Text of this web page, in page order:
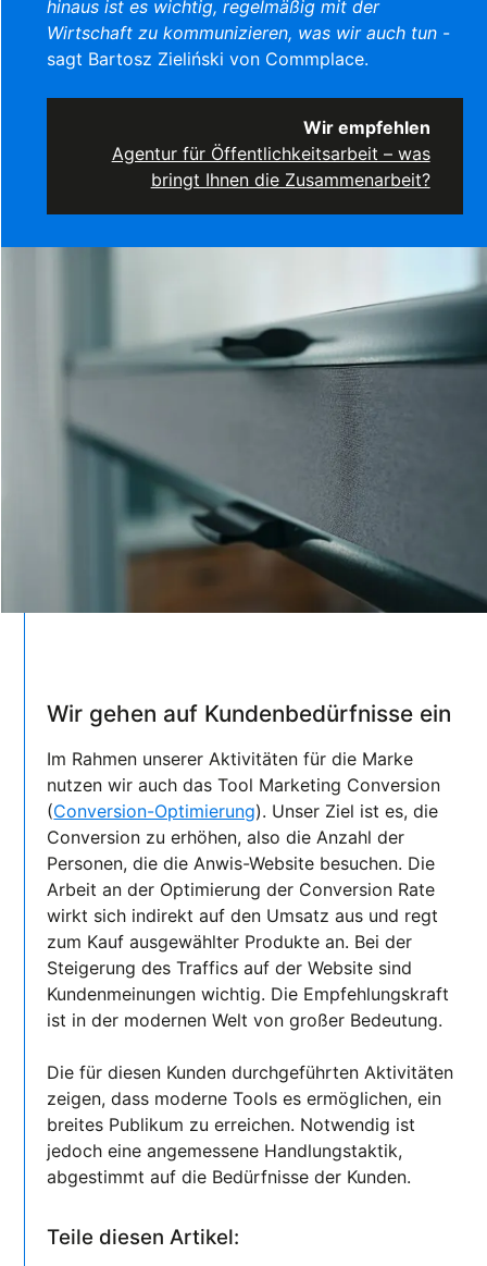
hinaus ist es wichtig, regelmäßig mit der
Wirtschaft zu kommunizieren, was wir auch tun -
sagt Bartosz Zieliński von Commplace.
Wir empfehlen
Agentur für Öffentlichkeitsarbeit – was
bringt Ihnen die Zusammenarbeit?
Wir gehen auf Kundenbedürfnisse ein
Im Rahmen unserer Aktivitäten für die Marke
nutzen wir auch das Tool Marketing Conversion
(Conversion-Optimierung). Unser Ziel ist es, die
Conversion zu erhöhen, also die Anzahl der
Personen, die die Anwis-Website besuchen. Die
Arbeit an der Optimierung der Conversion Rate
wirkt sich indirekt auf den Umsatz aus und regt
zum Kauf ausgewählter Produkte an. Bei der
Steigerung des Traffics auf der Website sind
Kundenmeinungen wichtig. Die Empfehlungskraft
ist in der modernen Welt von großer Bedeutung.
Die für diesen Kunden durchgeführten Aktivitäten
zeigen, dass moderne Tools es ermöglichen, ein
breites Publikum zu erreichen. Notwendig ist
jedoch eine angemessene Handlungstaktik,
abgestimmt auf die Bedürfnisse der Kunden.
Teile diesen Artikel: